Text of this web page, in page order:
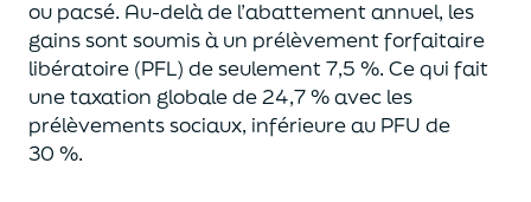
ou pacsé. Au-delàde l’abattement annuel, les
gains sont soumis à un prélèvement forfaitaire
libératoire (PFL) de seulement 7,5 %. Ce qui fait
une taxation globale de24,7 % avec les
prélèvements sociaux, inférieure au PFU de
30 %.